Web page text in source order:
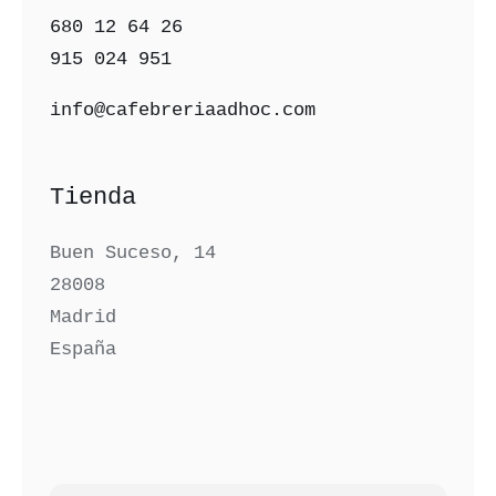
680 12 64 26‬
915 024 951‬
info@cafebreriaadhoc.com
Tienda
Buen Suceso, 14
28008
Madrid
España